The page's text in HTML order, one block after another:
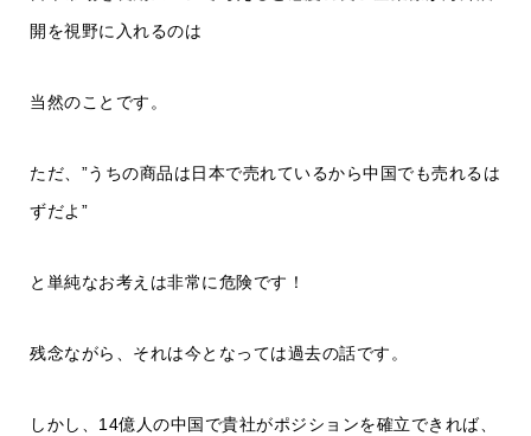
開を視野に入れるのは
当然のことです。
ただ、”うちの商品は日本で売れているから中国でも売れるは
ずだよ”
と単純なお考えは非常に危険です！
残念ながら、それは今となっては過去の話です。
しかし、14億人の中国で貴社がポジションを確立できれば、